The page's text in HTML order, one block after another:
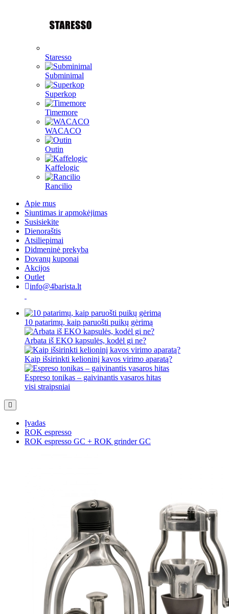
Staresso
Subminimal
Superkop
Timemore
WACACO
Outin
Kaffelogic
Rancilio
Apie mus
Siuntimas ir apmokėjimas
Susisiekite
Dienoraštis
Atsiliepimai
Didmeninė prekyba
Dovanų kuponai
Akcijos
Outlet
info@4barista.lt
10 patarimų, kaip paruošti puikų gėrimą
Arbata iš EKO kapsulės, kodėl gi ne?
Kaip išsirinkti kelioninį kavos virimo aparatą?
Espreso tonikas – gaivinantis vasaros hitas
visi straipsniai
Įvadas
ROK espresso
ROK espresso GC + ROK grinder GC